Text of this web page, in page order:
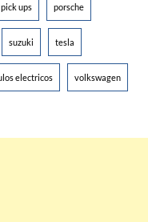
pick ups porsche
suzuki tesla
electricos volkswagen